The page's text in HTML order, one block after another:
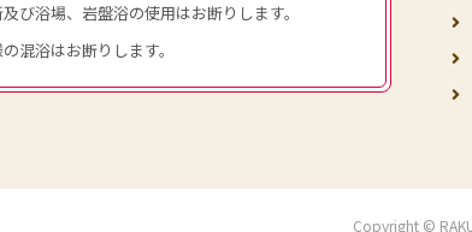
び浴場、岩盤浴の使用はお断りします。
混浴はお断りします。
Copyright ©